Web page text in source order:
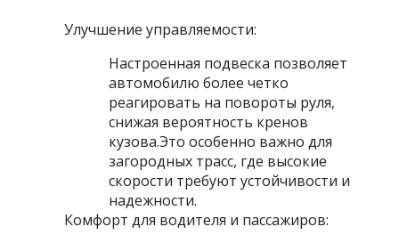
Улучшение управляемости:
Настроенная подвеска позволяет
автомобилю более четко
реагировать на повороты руля,
снижая вероятность кренов
кузова.Это особенно важно для
загородных трасс, где высокие
скорости требуют устойчивости и
надежности.
Комфорт для водителя и пассажиров: